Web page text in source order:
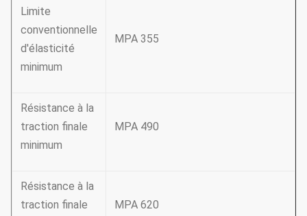
Limite
conventionnelle
d'élasticité
minimum
MPA 355
Résistance à la
traction finale
minimum
MPA 490
Résistance à la
traction finale
MPA 620